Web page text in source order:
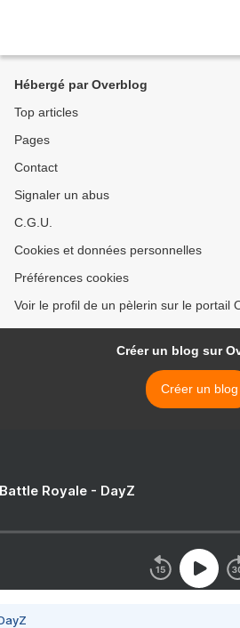
Hébergé par Overblog
Top articles
Pages
Contact
Signaler un abus
C.G.U.
Cookies et données personnelles
Préférences cookies
Voir le profil de un pèlerin sur le portail
Créer un blog sur
Créer un blog
Royale - DayZ